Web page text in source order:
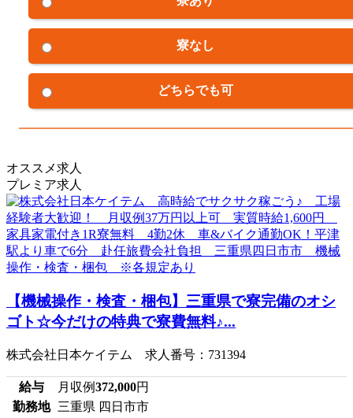
寮なし
どちらでも可
オススメ求人
プレミア求人
【機械操作・検査・梱包】三重県で寮完備のオシ
ゴト☆今だけの特典で寮費無料♪...
株式会社日本ケイテム 求人番号：731394
給与 月収例372,000円
勤務地 三重県 四日市市